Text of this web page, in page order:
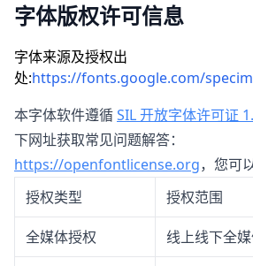
字体版权许可信息
字体来源及授权出
处:https://fonts.google.com/
本字体软件遵循SIL 开放字体许可证
下网址获取常见问题解答：
https://openfontlicense.org，您可
授权类型
授权范围
全媒体授权 线上线下全